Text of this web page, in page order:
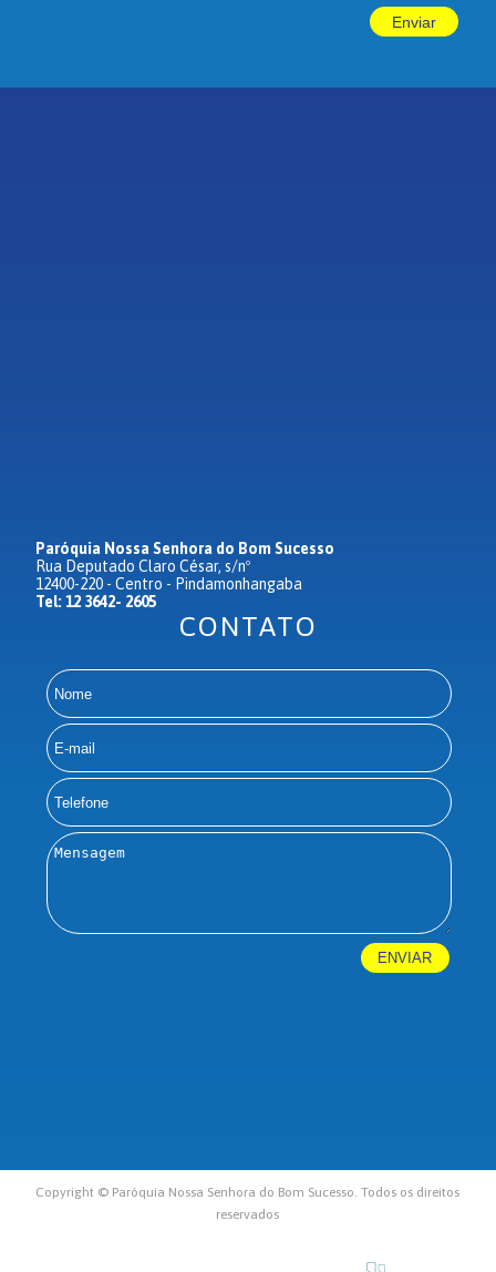
Paróquia Nossa Senhora do Bom Sucesso
Rua Deputado Claro César, s/nº
12400-220 - Centro - Pindamonhangaba
Tel: 12 3642- 2605
CONTATO
Copyright © Paróquia Nossa Senhora do Bom Sucesso. Todos os direitos
reservados